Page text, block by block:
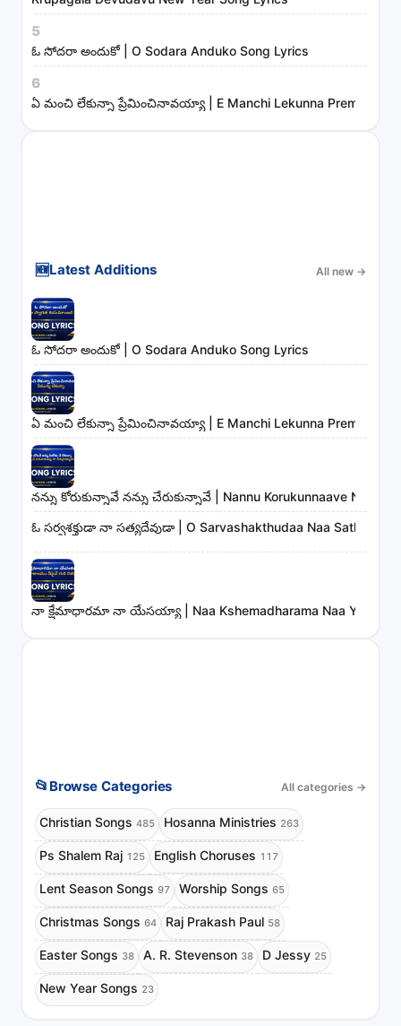
e
s
5
ఓ సోదరా అందుకో | O Sodara Anduko Song Lyrics
6
ఏ మంచి లేకున్నా ప్రేమించినావయ్యా | E Manchi Lekunna
🆕Latest Additions All new →
ఓ సోదరా అందుకో | O Sodara Anduko Song Lyrics
ఏ మంచి లేకున్నా ప్రేమించినావయ్యా | E Manchi Lekunna
నన్ను కోరుకున్నావే నన్ను చేరుకున్నావే | Nannu Korukunnaave Nannu
ఓ సర్వశక్తుడా నా సత్యదేవుడా | O Sarvashakthudaa Naa
నా క్షేమాధారమా నా యేసయ్యా | Naa Kshemadharama Naa Yesayya
📂 Browse Categories All categories →
Christian Songs 485 Hosanna Ministries 263
Ps Shalem Raj 125 English Choruses 117
Lent Season Songs 97 Worship Songs 65
Christmas Songs 64 Raj Prakash Paul 58
Easter Songs 38 A. R. Stevenson 38 D Jessy 25
New Year Songs 23